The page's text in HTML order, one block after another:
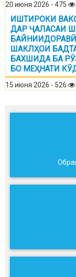
20 июня 2026 - 475
ИШТИРОКИ
ДАР ҶАЛАСАИ
ШАКЛҲОИ
БАХШИДА БА
БО МЕҲНАТИ
15 июня 2026 - 526